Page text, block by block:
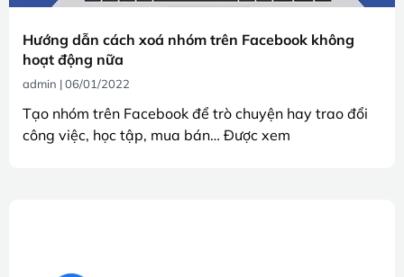
Hướng dẫn cách xoá nhóm trên Facebook không
hoạt động nữa
admin 06/01/2022
Tạo nhóm trên Facebook để trò chuyện hay trao đổi
công việc, học tập, mua bán… Được xem